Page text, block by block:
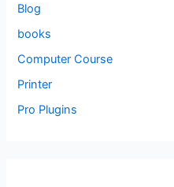
Blog
books
Computer Course
Printer
Pro Plugins